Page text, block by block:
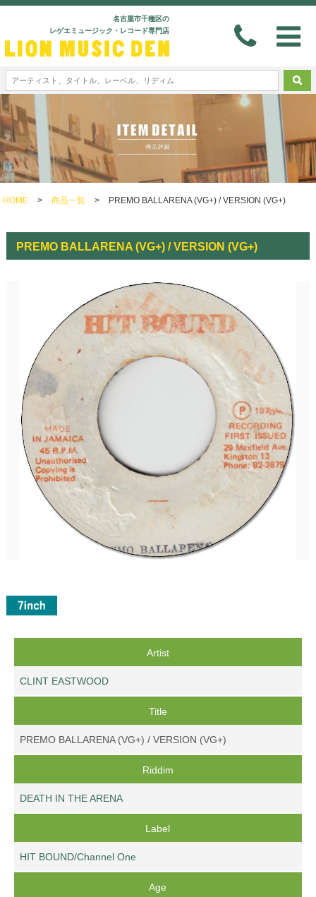
名古屋市千種区の
レゲエミュージック・レコード専門店
HOME > 商品一覧 > PREMO BALLARENA (VG+) / VERSION (VG+)
PREMO BALLARENA (VG+) / VERSION (VG+)
Artist
CLINT EASTWOOD
Title
PREMO BALLARENA (VG+) / VERSION (VG+)
Riddim
DEATH IN THE ARENA
Label
HIT BOUND/Channel One
Age